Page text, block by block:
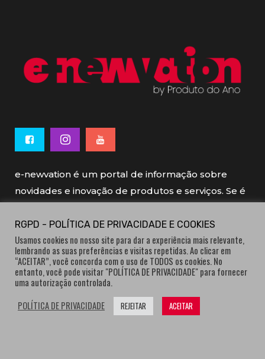
e-newvation é um portal de informação sobre
novidades e inovação de produtos e serviços. Se é
e-newvation tem o patrocínio do “Produto do
Ano”, o prémio de inovação atribuído por
consumidores.
RGPD - POLÍTICA DE PRIVACIDADE E COOKIES
Usamos cookies no nosso site para dar a experiência mais relevante,
lembrando as suas preferências e visitas repetidas. Ao clicar em
“ACEITAR”, você concorda com o uso de TODOS os cookies. No
entanto, você pode visitar "POLÍTICA DE PRIVACIDADE" para fornecer
uma autorização controlada.
POLÍTICA DE PRIVACIDADE
REJEITAR ACEITAR